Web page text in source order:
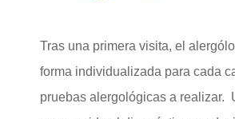
Tras una primera visita, el
forma individualizada para cada
pruebas alergológicas a realizar.